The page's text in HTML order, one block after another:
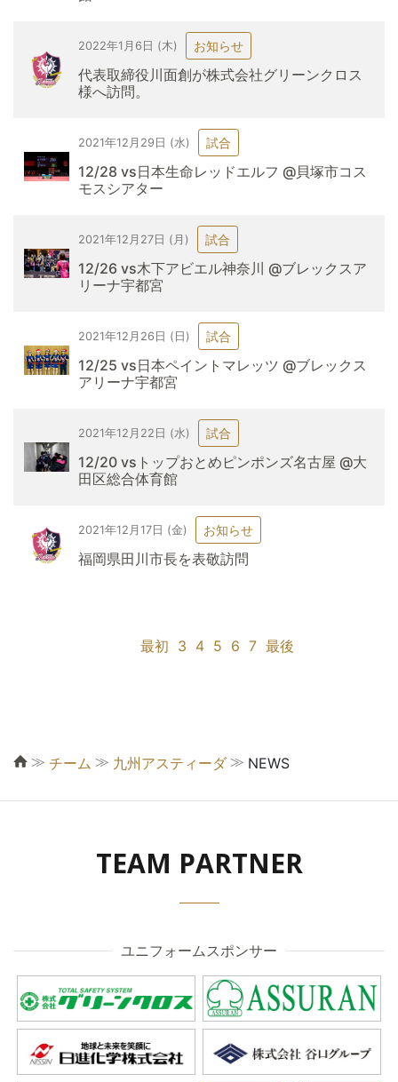
2022年1月6日 (木) お知らせ
代表取締役川面創が株式会社グリーンクロス
様へ訪問。
2021年12月29日 (水) 試合
12/28 vs日本生命レッドエルフ @貝塚市コス
モスシアター
2021年12月27日 (月) 試合
12/26 vs木下アビエル神奈川 @ブレックスア
リーナ宇都宮
2021年12月26日 (日) 試合
12/25 vs日本ペイントマレッツ @ブレックス
アリーナ宇都宮
2021年12月22日 (水) 試合
12/20 vsトップおとめピンポンズ名古屋 @大
田区総合体育館
2021年12月17日 (金) お知らせ
福岡県田川市長を表敬訪問
最初 3 4 5 6 7 最後
≫ チーム ≫ 九州アスティーダ ≫ NEWS
TEAM PARTNER
ユニフォームスポンサー